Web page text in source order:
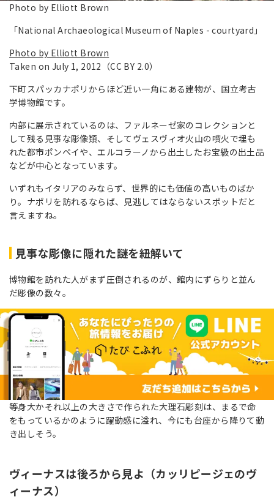
Photo by Elliott Brown
「National Archaeological Museum of Naples - courtyard」
Photo by Elliott Brown
Taken on July 1, 2012（CC BY 2.0）
下町スパッカナポリからほど近い一角にある建物が、国立考古
学博物館です。
内部に展示されているのは、ファルネーゼ家のコレクションと
して残る見事な彫像類、そしてヴェスヴィオ火山の噴火で埋も
れた都市ポンペイや、エルコラーノから出土したお宝級の出土品
などが中心となっています。
いずれもイタリアのみならず、世界的にも価値の高いものばか
り。ナポリを訪れるならば、見逃してはならないスポットだと
言えますね。
見事な彫像に隠れた謎を紐解いて
博物館を訪れた人がまず圧倒されるのが、館内にずらりと並ん
だ彫像の数々。
等身大かそれ以上の大きさで作られた大理石彫刻は、まるで命
をもっているかのように躍動感に溢れ、今にも台座から降りて動
き出しそう。
ヴィーナスは後ろから見よ（カッリピージェのヴ
ィーナス）